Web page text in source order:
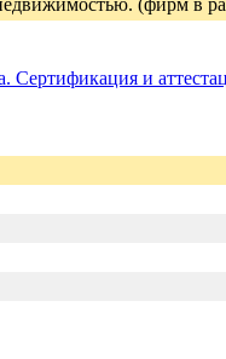
Сертификация и